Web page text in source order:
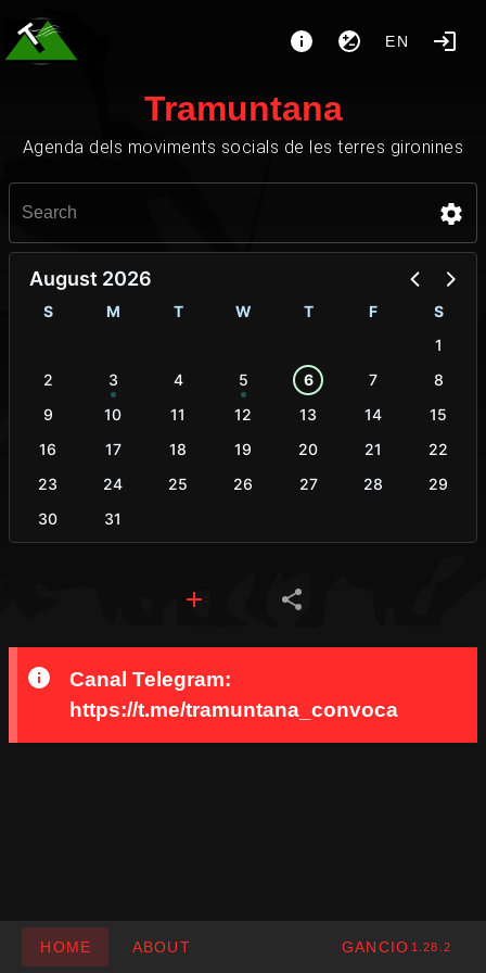
EN
Tramuntana
Agenda dels moviments socials de les terres gironines
August 2026
S M T W T F
S
1
2
3 4 5 6 7
8
9
10 11 12 13 14
15
16
17 18 19 20 21
22
23
24 25 26 27 28
29
30
31
Canal Telegram:
https://t.me/tramuntana_convoca
HOME ABOUT GANCIO 1.28.2